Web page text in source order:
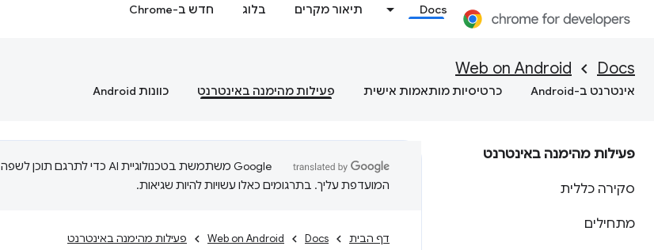
Docs תיאור מקרים בלוג חדש ב-Chrome
Docs
Web on Android
אינטרנט ב-Android כרטיסיות מותאמות אישית פעילות מהימנה באינטרנט כוונות Android
פעילות מהימנה באינטרנט
סקירה כללית
מתחילים
‫Google משתמשת בטכנולוגיית AI כדי לתרגם תוכן לשפה
המועדפת עליך. בתרגומים כאלו עשויות להיות שגיאות.
דף הבית Docs
Web on Android פעילות מהימנה באינטרנט